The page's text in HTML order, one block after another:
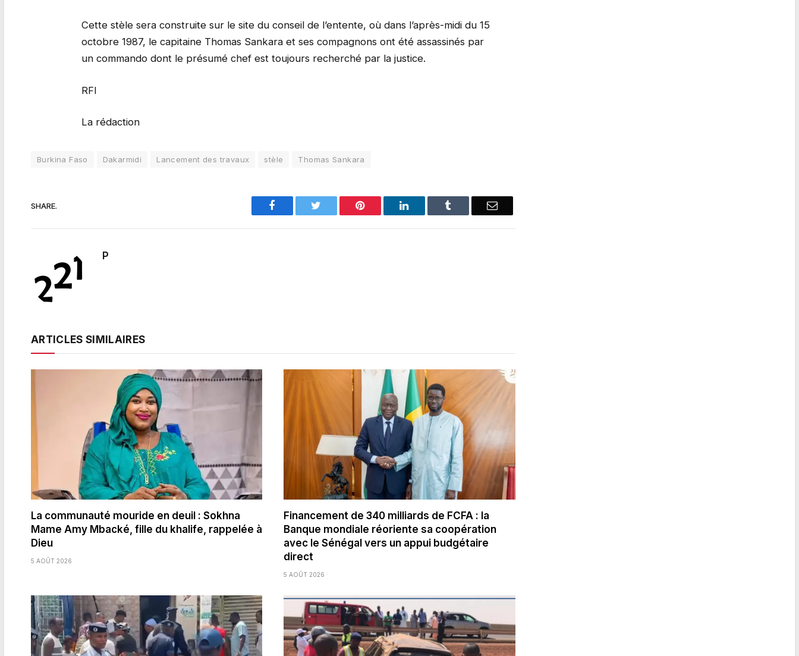
Cette stèle sera construite sur le site du conseil de l’entente, où dans l’après-midi du 15
octobre 1987, le capitaine Thomas Sankara et ses compagnons ont été assassinés par
un commando dont le présumé chef est toujours recherché par la justice.
RFI
La rédaction
Burkina Faso Dakarmidi Lancement des travaux stèle Thomas Sankara
SHARE. Facebook Pinterest LinkedIn Email
P
ARTICLES SIMILAIRES
La communauté mouride en deuil : Sokhna
Mame Amy Mbacké, fille du khalife, rappelée à
Dieu
5 AOÛT 2026
Financement de 340 milliards de FCFA : la
Banque mondiale réoriente sa coopération
avec le Sénégal vers un appui budgétaire
direct
5 AOÛT 2026